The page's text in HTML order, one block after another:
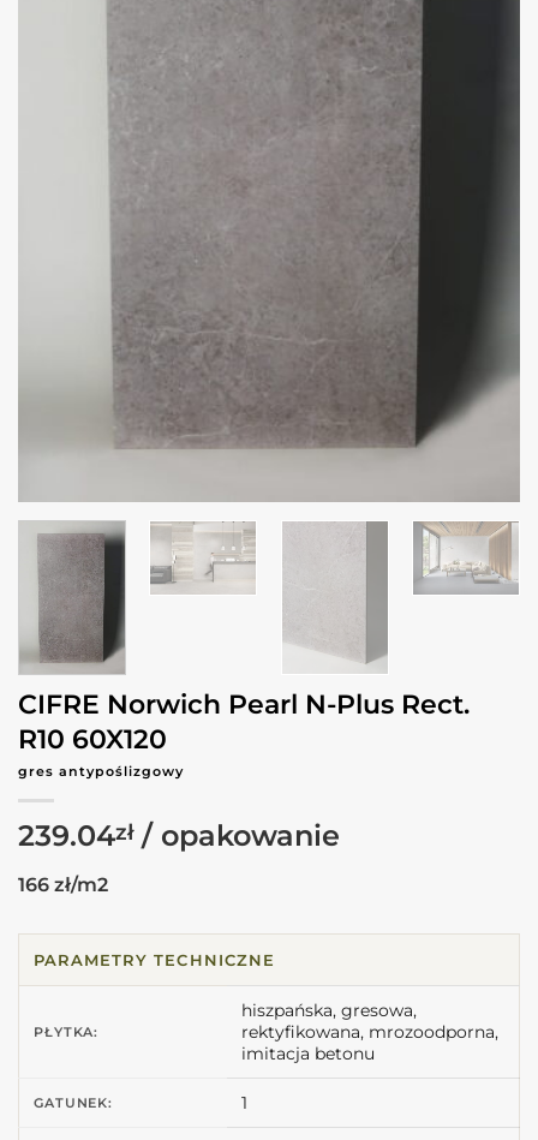
CIFRE Norwich Pearl N-Plus Rect.
R10 60X120
gres antypoślizgowy
239.04zł
166 zł/m2
PARAMETRY TECHNICZNE
PŁYTKA:
hiszpańska, gresowa,
rektyfikowana, mrozoodporna,
imitacja betonu
GATUNEK: 1